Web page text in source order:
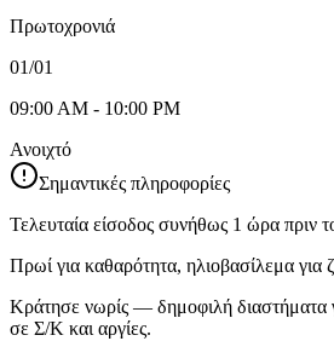
Πρωτοχρονιά
01/01
09:00 AM - 10:00 PM
Ανοιχτό
Σημαντικές πληροφορίες
Τελευταία είσοδος συνήθως 1 ώρα πριν
Πρωί για καθαρότητα, ηλιοβασίλεμα για
Κράτησε νωρίς — δημοφιλή διαστήματα
σε Σ/Κ και αργίες.